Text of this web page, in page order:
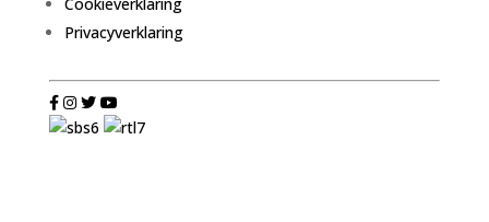
Privacyverklaring